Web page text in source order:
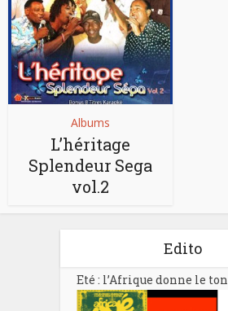
Albums
L’héritage
Splendeur Sega
vol.2
Edito
Eté : l’Afrique donne le ton